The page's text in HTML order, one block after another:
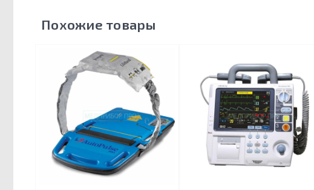
Похожие товары